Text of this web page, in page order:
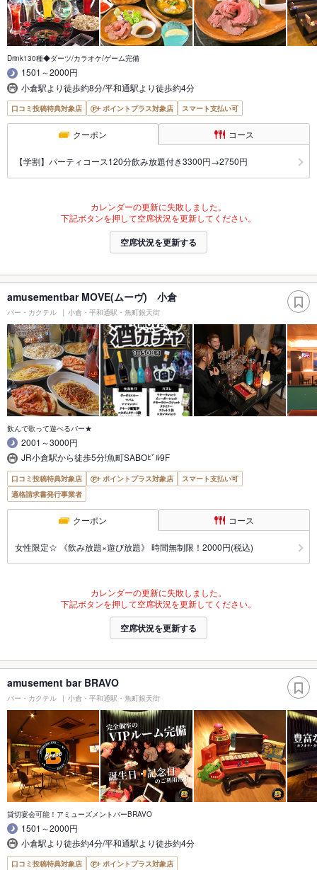
Drink130種◆ダーツ/カラオケ/ゲーム完備
1501～2000円
小倉駅より徒歩約8分/平和通駅より徒歩約4分
口コミ投稿特典対象店 ポイントプラス対象店 スマート支払い可
クーポン コース
【学割】パーティコース120分飲み放題付き3300円→2750円
カレンダーの更新に失敗しました。
下記ボタンを押して空席状況を更新してください。
空席状況を更新する
amusementbar MOVE(ムーヴ) 小倉
バー・カクテル 小倉・平和通駅・魚町銀天街
飲んで歌って遊べるバー★
2001～3000円
JR小倉駅から徒歩5分!魚町SABOﾋﾞﾙ9F
口コミ投稿特典対象店 ポイントプラス対象店
スマート支払い可
適格請求書発行事業者
クーポン コース
女性限定☆ 《飲み放題×遊び放題》 時間無制限！2000円(税込)
カレンダーの更新に失敗しました。
下記ボタンを押して空席状況を更新してください。
空席状況を更新する
amusement bar BRAVO
バー・カクテル 小倉・平和通駅・魚町銀天街
貸切宴会可能！アミューズメントバーBRAVO
1501～2000円
小倉駅より徒歩約4分/平和通駅より徒歩約4分
口コミ投稿特典対象店 ポイントプラス対象店